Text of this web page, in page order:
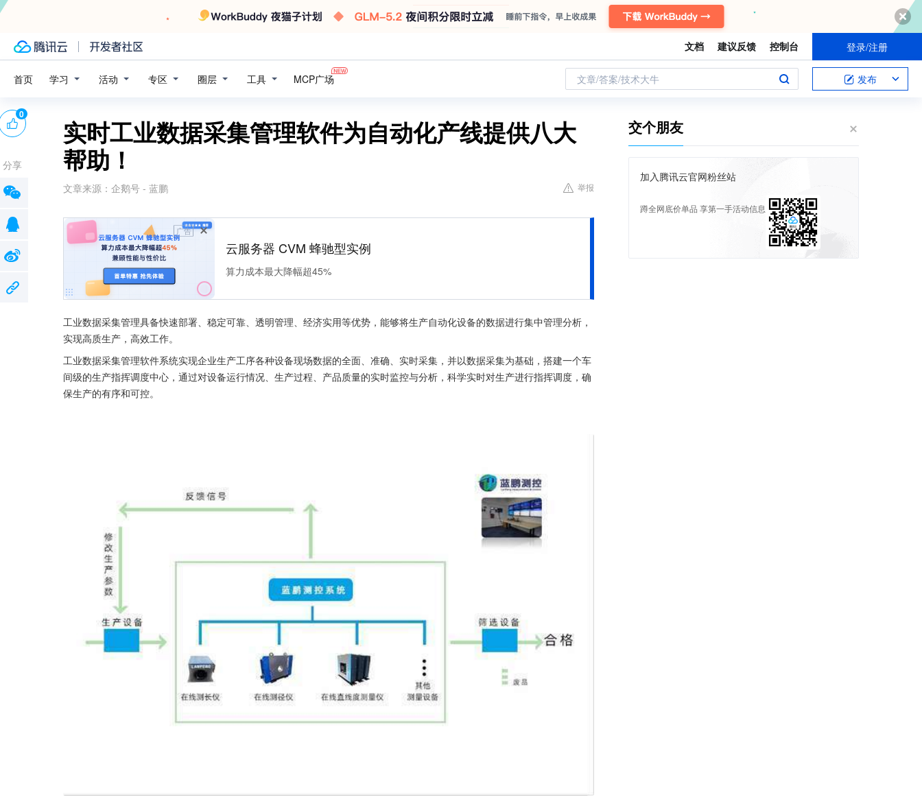
文档 建议反馈 控制台 登录/注册
首页 学习 活动 专区 圈层 工具 MCP广场 文章/答案/技术大牛 发布
实时工业数据采集管理软件为自动化产线提供八大
帮助！
文章来源： 企鹅号 - 蓝鹏 举报
广告
云服务器 CVM 蜂驰型实例
算力成本最大降幅超45%
工业数据采集管理具备快速部署、稳定可靠、透明管理、经济实用等优势，能够将生产自动化设备的数据进行集中管理分析，
实现高质生产，高效工作。
工业数据采集管理软件系统实现企业生产工序各种设备现场数据的全面、准确、实时采集，并以数据采集为基础，搭建一个车
间级的生产指挥调度中心，通过对设备运行情况、生产过程、产品质量的实时监控与分析，科学实时对生产进行指挥调度，确
保生产的有序和可控。
0
分享
交个朋友
加入腾讯云官网粉丝站
蹲全网底价单品 享第一手活动信息